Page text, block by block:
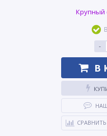
Крупный
-
В
СРАВНИТЬ